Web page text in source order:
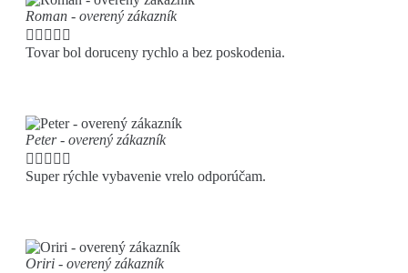
Roman - overený zákazník
    
Tovar bol doruceny rychlo a bez poskodenia.
Peter - overený zákazník
    
Super rýchle vybavenie vrelo odporúčam.
Oriri - overený zákazník